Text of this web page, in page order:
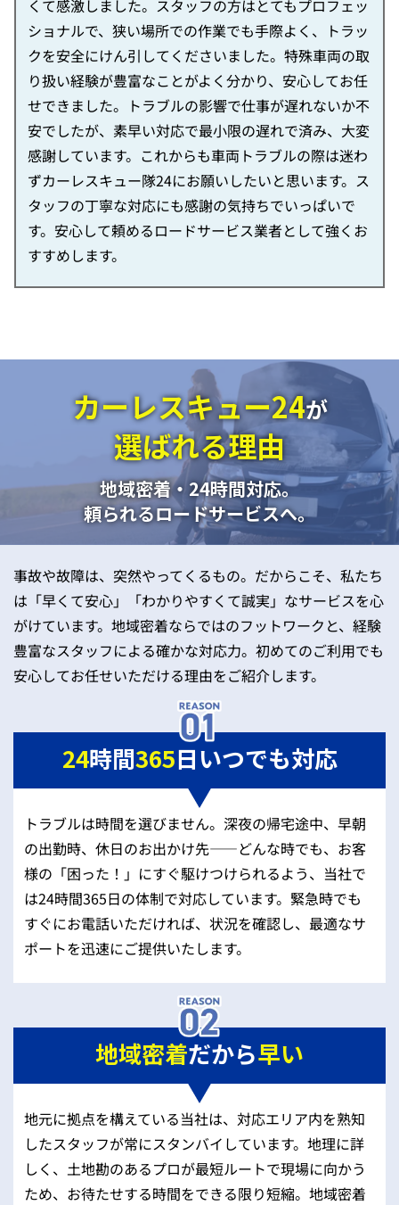
くて感激しました。スタッフの方はとてもプロフェッ
ショナルで、狭い場所での作業でも手際よく、トラッ
クを安全にけん引してくださいました。特殊車両の取
り扱い経験が豊富なことがよく分かり、安心してお任
せできました。トラブルの影響で仕事が遅れないか不
安でしたが、素早い対応で最小限の遅れで済み、大変
感謝しています。これからも車両トラブルの際は迷わ
ずカーレスキュー隊24にお願いしたいと思います。ス
タッフの丁寧な対応にも感謝の気持ちでいっぱいで
す。安心して頼めるロードサービス業者として強くお
すすめします。
カーレスキュー24が
選ばれる理由
地域密着・24時間対応。
頼られるロードサービスへ。
事故や故障は、突然やってくるもの。だからこそ、私たち
は「早くて安心」「わかりやすくて誠実」なサービスを心
がけています。地域密着ならではのフットワークと、経験
豊富なスタッフによる確かな対応力。初めてのご利用でも
安心してお任せいただける理由をご紹介します。
24時間365日いつでも対応
トラブルは時間を選びません。深夜の帰宅途中、早朝
の出勤時、休日のお出かけ先——どんな時でも、お客
様の「困った！」にすぐ駆けつけられるよう、当社で
は24時間365日の体制で対応しています。緊急時でも
すぐにお電話いただければ、状況を確認し、最適なサ
ポートを迅速にご提供いたします。
地域密着だから早い
地元に拠点を構えている当社は、対応エリア内を熟知
したスタッフが常にスタンバイしています。地理に詳
しく、土地勘のあるプロが最短ルートで現場に向かう
ため、お待たせする時間をできる限り短縮。地域密着